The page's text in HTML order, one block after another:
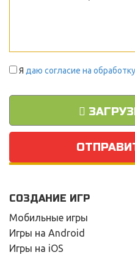
Я даю согласие на
СОЗДАНИЕ ИГР
Мобильные игры
Игры на Android
Игры на iOS